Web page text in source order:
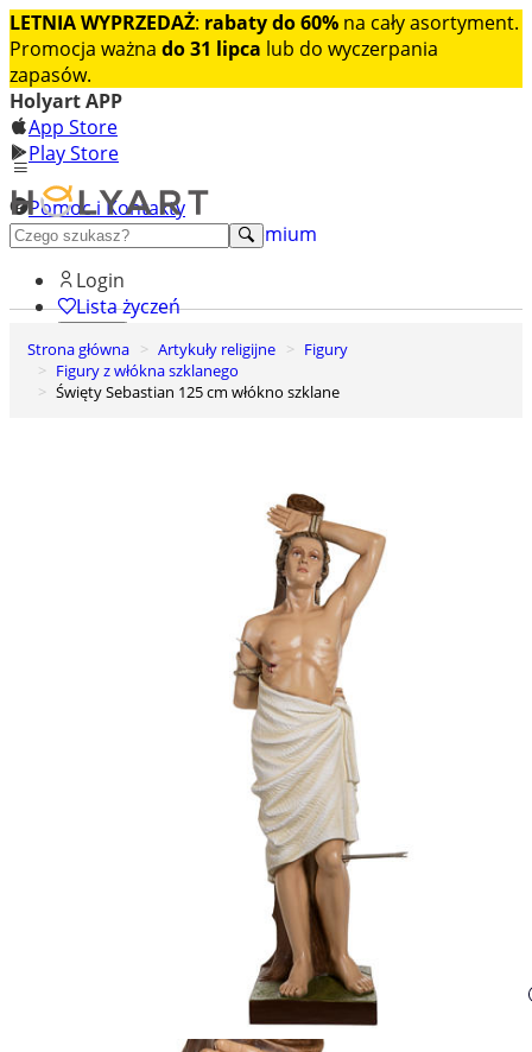
LETNIA WYPRZEDAŻ: rabaty do 60% na cały asortyment.
Promocja ważna do 31 lipca lub do wyczerpania
zapasów.
Holyart APP
App Store
Play Store
Pomoc i Kontakty
+48 222 922 860
Odkryj premium
Login
Lista życzeń
0
Koszyk
Strona główna Artykuły religijne
Figury
Figury z włókna szklanego
Święty Sebastian 125 cm włókno szklane